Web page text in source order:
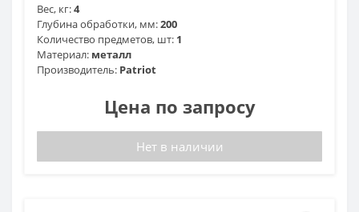
Вес, кг:4
Глубина обработки, мм:200
Количество предметов, шт: 1
Материал: металл
Производитель: Patriot
Цена по запросу
Нет в наличии